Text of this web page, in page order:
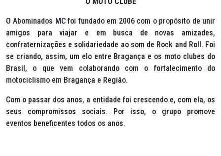
O Abominados MC foi fundado em 2006 com o propósito de unir
amigos para viajar e em busca de novas amizades,
confraternizações e solidariedade ao som de Rock and Roll. Foi
se criando, assim, um elo entre Bragança e os moto clubes do
Brasil, o que vem colaborando com o fortalecimento do
motociclismo em Bragança e Região.
Com o passar dos anos, a entidade foi crescendo e, com ela, os
seus compromissos sociais. Por isso, o grupo promove
eventos beneficentes todos os anos.